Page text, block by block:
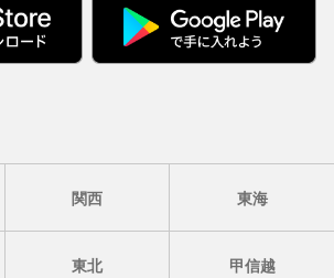
関西 東海
東北 甲信越